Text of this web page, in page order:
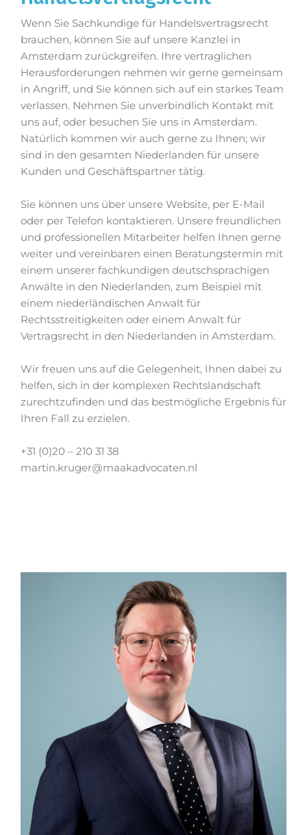
Wenn Sie Sachkundige für Handelsvertragsrecht
brauchen, können Sie auf unsere Kanzlei in
Amsterdam zurückgreifen. Ihre vertraglichen
Herausforderungen nehmen wir gerne gemeinsam
in Angriff, und Sie können sich auf ein starkes Team
verlassen. Nehmen Sie unverbindlich Kontakt mit
uns auf, oder besuchen Sie uns in Amsterdam.
Natürlich kommen wir auch gerne zu Ihnen; wir
sind in den gesamten Niederlanden für unsere
Kunden und Geschäftspartner tätig.
Sie können uns über unsere Website, per E-Mail
oder per Telefon kontaktieren. Unsere freundlichen
und professionellen Mitarbeiter helfen Ihnen gerne
weiter und vereinbaren einen Beratungstermin mit
einem unserer fachkundigen deutschsprachigen
Anwälte in den Niederlanden, zum Beispiel mit
einem niederländischen Anwalt für
Rechtsstreitigkeiten oder einem Anwalt für
Vertragsrecht in den Niederlanden in Amsterdam.
Wir freuen uns auf die Gelegenheit, Ihnen dabei zu
helfen, sich in der komplexen Rechtslandschaft
zurechtzufinden und das bestmögliche Ergebnis für
Ihren Fall zu erzielen.
+31 (0)20 – 210 31 38
martin.kruger@maakadvocaten.nl